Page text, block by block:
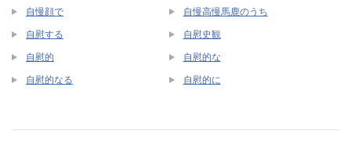
自慢顔で 自慢高慢馬鹿のうち
自慰する 自慰史観
自慰的 自慰的な
自慰的なる 自慰的に